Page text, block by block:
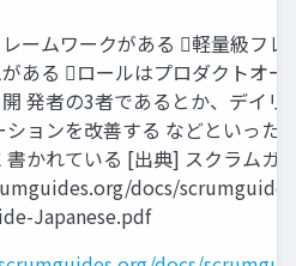
ームワークがある 軽量級フレ
ある ロールはプロダクトオー
発者の3者であるとか、デイリ
ションを改善する などといった
書かれている [出典] スクラムガ
docs/
Japanese.pdf